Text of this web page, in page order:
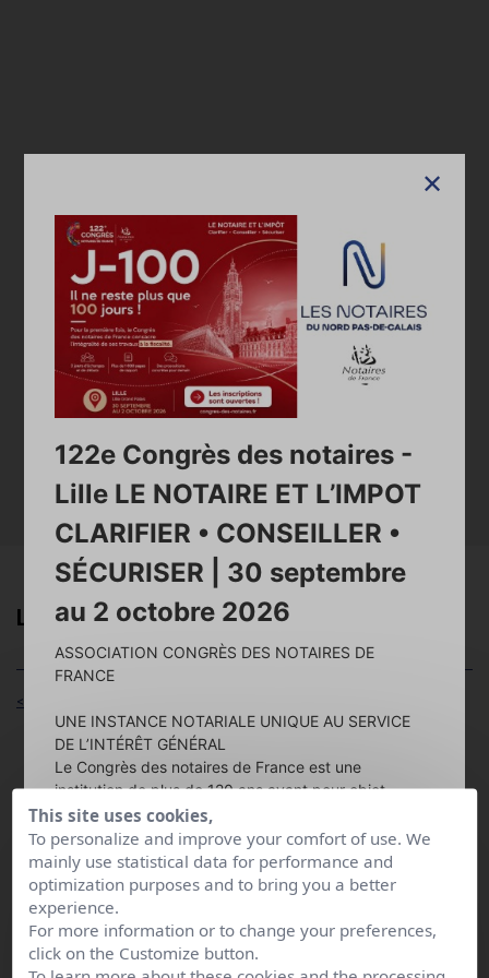
Annuaire des notaires HANNEBICQUE Alexandre
Annuaire
Lucie HENNART
< Retour HANNEBICQUE Alexandre
Adresse :
79 rue nationale
59112 ANNŒULLIN
0320077512
Fax :
Courriel :lucie.hennart@notaires.fr
Langues :
Google Maps is disabled.
Allow
122e Congrès des notaires -
Lille LE NOTAIRE ET L’IMPOT
CLARIFIER • CONSEILLER •
SÉCURISER | 30 septembre
au 2 octobre 2026
ASSOCIATION CONGRÈS DES NOTAIRES DE
FRANCE
UNE INSTANCE NOTARIALE UNIQUE AU SERVICE
DE L’INTÉRÊT GÉNÉRAL
Le Congrès des notaires de France est une
institution de plus de 120 ans ayant pour objet
unique de produire une réflexion annuelle d’intérêt
général issue de la pratique notariale, en contact
quotidien avec les citoyens.
Ce long travail d’investigation est mené par une
équipe de notaires encadrée parl’Association
Congrès Notaires de France
président et d’un rapporteur général, tous deux
This site uses cookies,
To personalize and improve your comfort of use. We
mainly use statistical data for performance and
optimization purposes and to bring you a better
experience.
For more information or to change your preferences,
click on the Customize button.